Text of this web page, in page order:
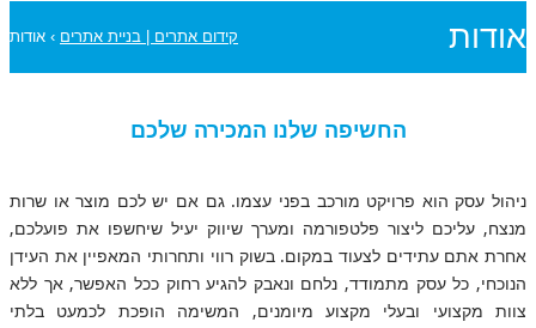
אודות קידום אתרים | בניית אתרים › אודות
החשיפה שלנו המכירה שלכם
ניהול עסק הוא פרויקט מורכב בפני עצמו. גם אם יש לכם מוצר או שרות
מנצח, עליכם ליצור פלטפורמה ומערך שיווק יעיל שיחשפו את פועלכם,
אחרת אתם עתידים לצעוד במקום. בשוק רווי ותחרותי המאפיין את העידן
הנוכחי, כל עסק מתמודד, נלחם ונאבק להגיע רחוק ככל האפשר, אך ללא
צוות מקצועי ובעלי מקצוע מיומנים, המשימה הופכת לכמעט בלתי